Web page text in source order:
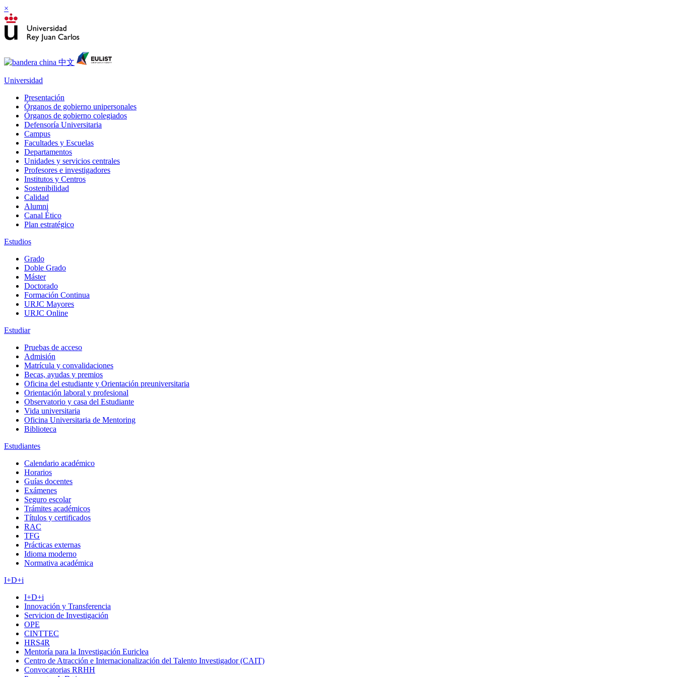
×
Universidad
Presentación
Órganos de gobierno unipersonales
Órganos de gobierno colegiados
Defensoría Universitaria
Campus
Facultades y Escuelas
Departamentos
Unidades y servicios centrales
Profesores e investigadores
Institutos y Centros
Sostenibilidad
Calidad
Alumni
Canal Ético
Plan estratégico
Estudios
Grado
Doble Grado
Máster
Doctorado
Formación Continua
URJC Mayores
URJC Online
Estudiar
Pruebas de acceso
Admisión
Matrícula y convalidaciones
Becas, ayudas y premios
Oficina del estudiante y Orientación preuniversitaria
Orientación laboral y profesional
Observatorio y casa del Estudiante
Vida universitaria
Oficina Universitaria de Mentoring
Biblioteca
Estudiantes
Calendario académico
Horarios
Guías docentes
Exámenes
Seguro escolar
Trámites académicos
Títulos y certificados
RAC
TFG
Prácticas externas
Idioma moderno
Normativa académica
I+D+i
I+D+i
Innovación y Transferencia
Servicion de Investigación
OPE
CINTTEC
HRS4R
Mentoría para la Investigación Euriclea
Centro de Atracción e Internacionalización del Talento Investigador (CAIT)
Convocatorias RRHH